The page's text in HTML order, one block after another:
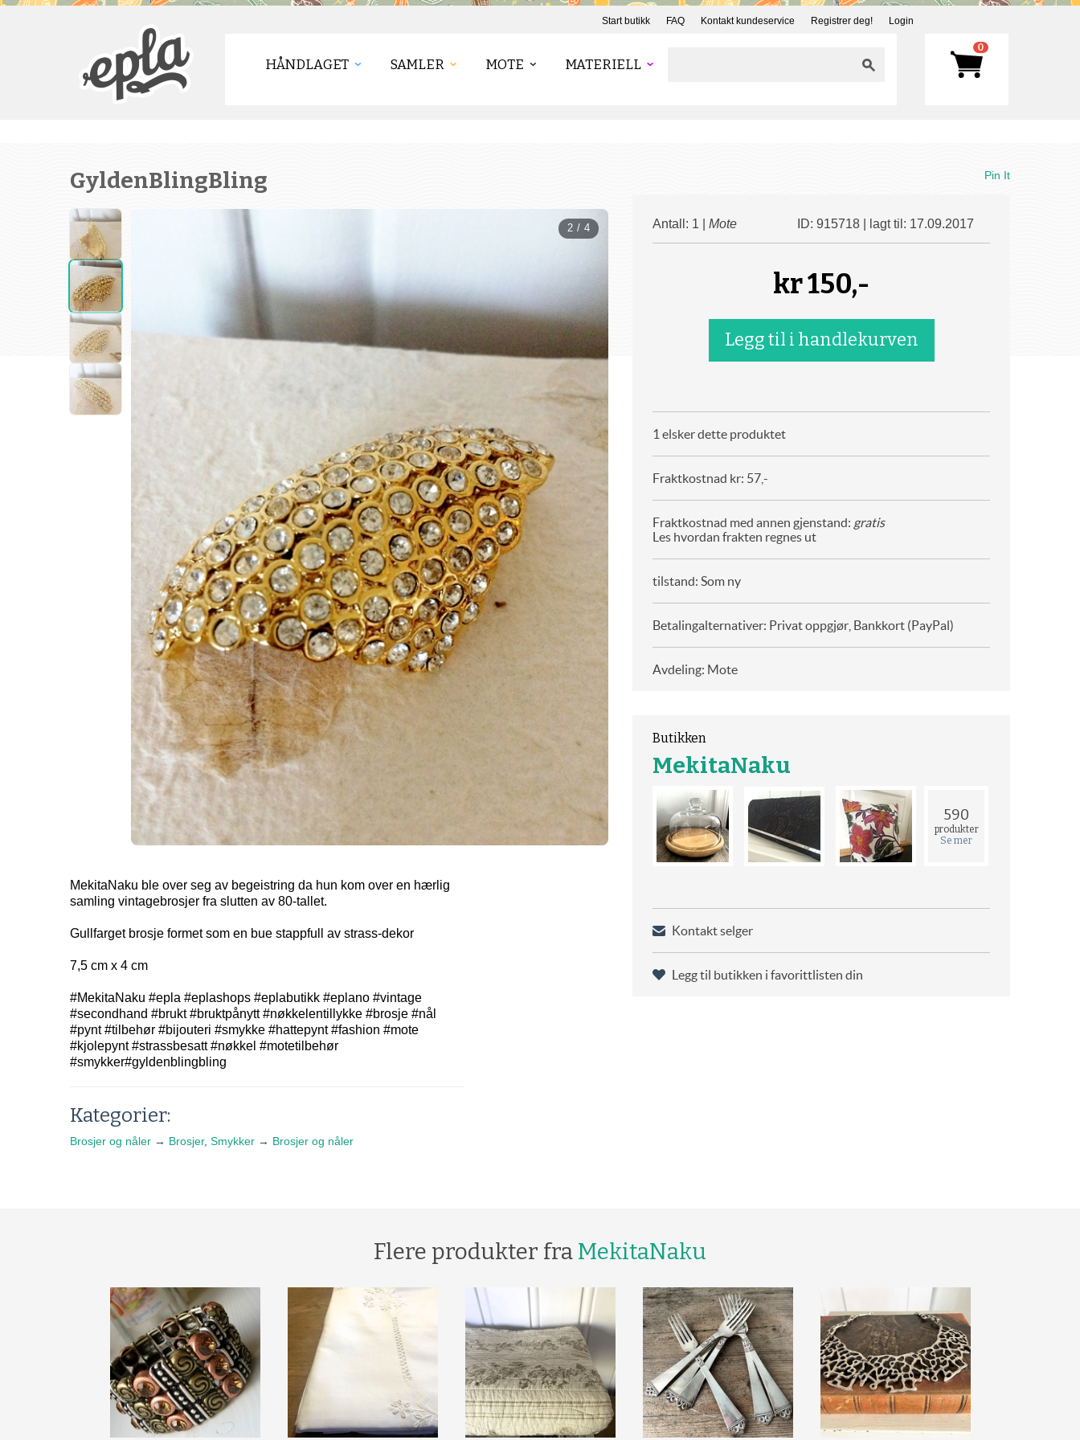
Start butikk FAQ Kontakt kundeservice Registrer deg! Login
HÅNDLAGET SAMLER MOTE MATERIELL
0
GyldenBlingBling
2 / 4
MekitaNaku ble over seg av begeistring da hun kom over en hærlig
samling vintagebrosjer fra slutten av 80-tallet.
Gullfarget brosje formet som en bue stappfull av strass-dekor
7,5 cm x 4 cm
#MekitaNaku #epla #eplashops #eplabutikk #eplano #vintage
#secondhand #brukt #bruktpånytt #nøkkelentillykke #brosje #nål
#pynt #tilbehør #bijouteri #smykke #hattepynt #fashion #mote
#kjolepynt #strassbesatt #nøkkel #motetilbehør
#smykker#gyldenblingbling
Kategorier:
Brosjer og nåler → Brosjer, Smykker → Brosjer og nåler
Pin It
Antall: 1 | Mote ID: 915718 | lagt til: 17.09.2017
kr150,-
1 elsker dette produktet
Fraktkostnad kr: 57,-
Fraktkostnad med annen gjenstand: gratis
Les hvordan frakten regnes ut
tilstand: Som ny
Betalingalternativer: Privat oppgjør, Bankkort (PayPal)
Avdeling: Mote
Butikken
MekitaNaku
590
produkter
Se mer
Kontakt selger
Legg til butikken i favorittlisten din
Flere produkter fra MekitaNaku